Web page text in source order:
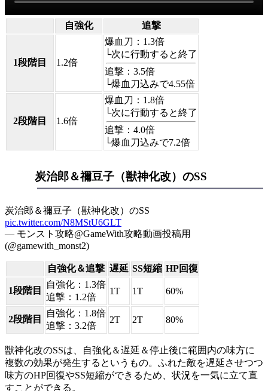
自強化 追撃
1段階目 1.2倍
爆血刀 ：1.3倍
└次に行動すると終了
追撃 ：3.5倍
└爆血刀込みで4.55倍
2段階目 1.6倍
爆血刀 ：1.8倍
└次に行動すると終了
追撃 ：4.0倍
└爆血刀込みで7.2倍
炭治郎＆禰豆子（獣神化改）のSS
炭治郎＆禰豆子（獣神化改）のSS
pic.twitter.com/N8MStU6GLT
— モンスト攻略@GameWith攻略動画投稿用
(@gamewith_monst2)
自強化＆追撃 遅延 SS短縮 HP回復
1段階目
自強化：1.3倍
追撃：1.2倍
1T 1T 60%
2段階目
自強化：1.8倍
追撃：3.2倍
2T 2T 80%
獣神化改のSSは、自強化＆遅延＆停止後に範囲内の味方に
複数の効果が発生するというもの。ふれた敵を遅延させつつ
味方のHP回復やSS短縮ができるため、状況を一気に立て直
すことができる。